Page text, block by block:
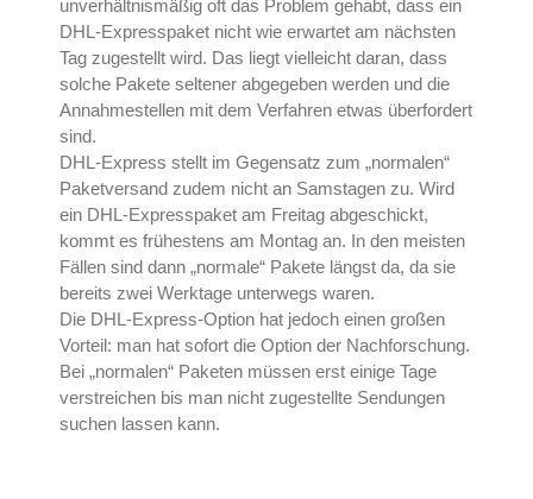
unverhältnismäßig oft das Problem gehabt, dass ein
DHL-Expresspaket nicht wie erwartet am nächsten
Tag zugestellt wird. Das liegt vielleicht daran, dass
solche Pakete seltener abgegeben werden und die
Annahmestellen mit dem Verfahren etwas überfordert
sind.
DHL-Express stellt im Gegensatz zum „normalen“
Paketversand zudem nicht an Samstagen zu. Wird
ein DHL-Expresspaket am Freitag abgeschickt,
kommt es frühestens am Montag an. In den meisten
Fällen sind dann „normale“ Pakete längst da, da sie
bereits zwei Werktage unterwegs waren.
Die DHL-Express-Option hat jedoch einen großen
Vorteil: man hat sofort die Option der Nachforschung.
Bei „normalen“ Paketen müssen erst einige Tage
verstreichen bis man nicht zugestellte Sendungen
suchen lassen kann.